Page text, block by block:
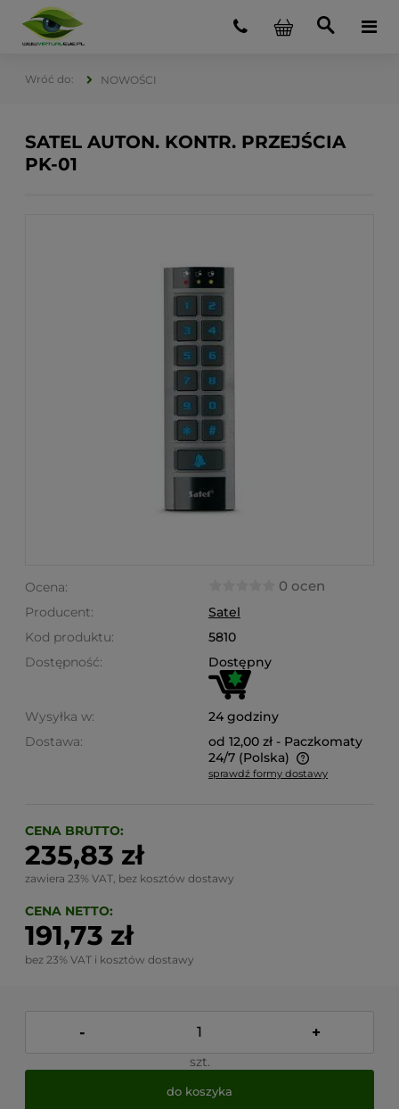
NOWOŚCI
SATEL AUTON. KONTR. PRZEJŚCIA
PK-01
Ocena: 0 ocen
Producent:
Satel
Kod produktu:
5810
Dostępność:
Dostępny
Wysyłka w:
24 godziny
Dostawa:
od 12,00 zł - Paczkomaty
24/7 (Polska)
Cena nie zawiera ewentualnych kosztów płatności
sprawdź formy dostawy
CENA BRUTTO:
235,83 zł
zawiera 23% VAT, bez kosztów dostawy
CENA NETTO:
191,73 zł
bez 23% VAT i kosztów dostawy
- +
szt.
do koszyka